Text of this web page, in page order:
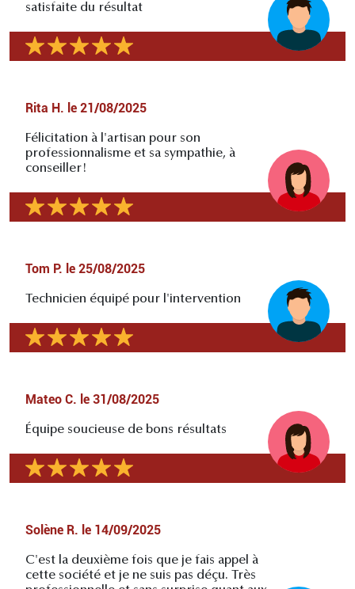
satisfaite du résultat
Rita H. le 21/08/2025
Félicitation à l'artisan pour son
professionnalisme et sa sympathie, à
conseiller!
Tom P. le 25/08/2025
Technicien équipé pour l'intervention
Mateo C. le 31/08/2025
Équipe soucieuse de bons résultats
Solène R. le 14/09/2025
C'est la deuxième fois que je fais appel à
cette société et je ne suis pas déçu. Très